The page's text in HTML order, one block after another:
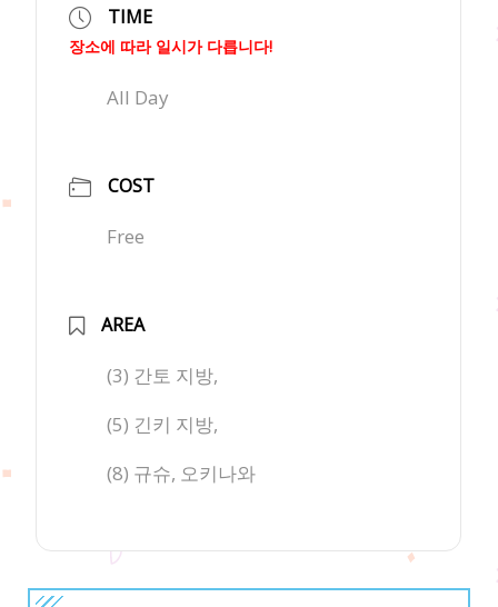
TIME
장소에 따라 일시가 다릅니다!
All Day
COST
Free
AREA
(3) 간토 지방,
(5) 긴키 지방,
(8) 규슈, 오키나와